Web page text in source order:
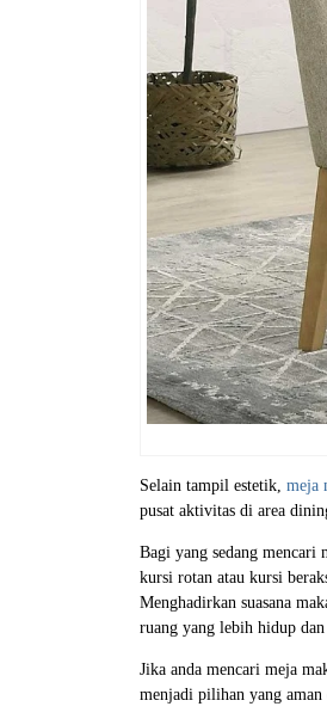
Selain tampil estetik, meja
pusat aktivitas di area
Bagi yang sedang mencari
kursi rotan atau kursi
Menghadirkan suasana
ruang yang lebih hidup
Jika anda mencari meja
menjadi pilihan yang